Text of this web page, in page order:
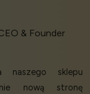
& Founder
naszego sklepu
nową stronę